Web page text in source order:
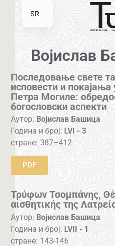
Војислав
Последовање свете
исповести и покајања
Петра Могиле:
богословски аспекти
Аутор: Војислав Башица
Година и број: LVI - 3
стране: 387–412
PDF
Τρύφων Τσομπάνης,
αισθητικής της
Аутор: Војислав Башица
Година и број: LVII - 1
стране: 143-146
SR
EN